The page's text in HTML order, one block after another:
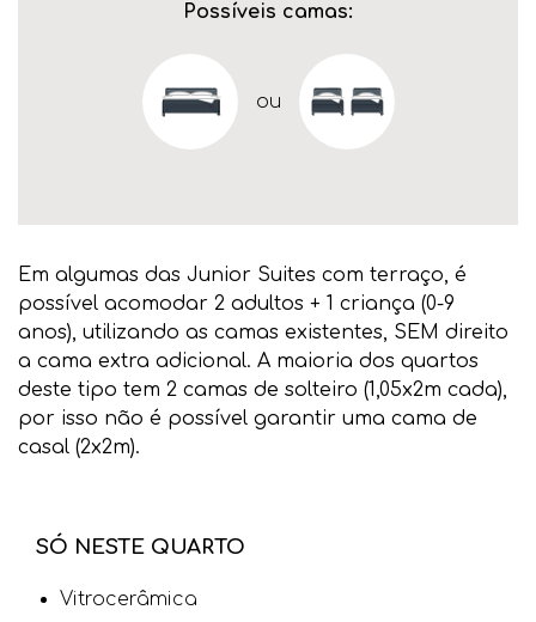
Possíveis camas:
ou
Em algumas das Junior Suites com terraço, é
possível acomodar 2 adultos + 1 criança (0-9
anos), utilizando as camas existentes, SEM direito
a cama extra adicional. A maioria dos quartos
deste tipo tem 2 camas de solteiro (1,05x2m cada),
por isso não é possível garantir uma cama de
casal (2x2m).
SÓ NESTE QUARTO
Vitrocerâmica